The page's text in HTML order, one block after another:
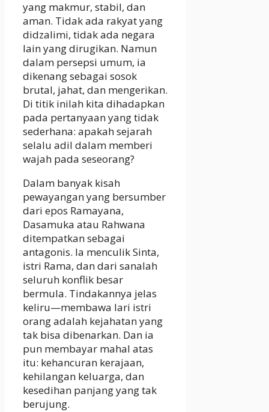
yang makmur, stabil, dan
aman. Tidak ada rakyat yang
didzalimi, tidak ada negara
lain yang dirugikan. Namun
dalam persepsi umum, ia
dikenang sebagai sosok
brutal, jahat, dan mengerikan.
Di titik inilah kita dihadapkan
pada pertanyaan yang tidak
sederhana: apakah sejarah
selalu adil dalam memberi
wajah pada seseorang?
Dalam banyak kisah
pewayangan yang bersumber
dari epos Ramayana,
Dasamuka atau Rahwana
ditempatkan sebagai
antagonis. Ia menculik Sinta,
istri Rama, dan dari sanalah
seluruh konflik besar
bermula. Tindakannya jelas
keliru—membawa lari istri
orang adalah kejahatan yang
tak bisa dibenarkan. Dan ia
pun membayar mahal atas
itu: kehancuran kerajaan,
kehilangan keluarga, dan
kesedihan panjang yang tak
berujung.